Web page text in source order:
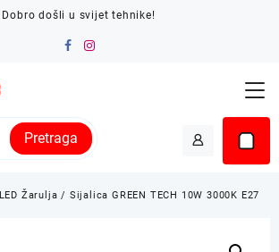
Dobro došli u svijet tehnike!
Pretraga
LED Žarulja / Sijalica GREEN TECH 10W 3000K E27